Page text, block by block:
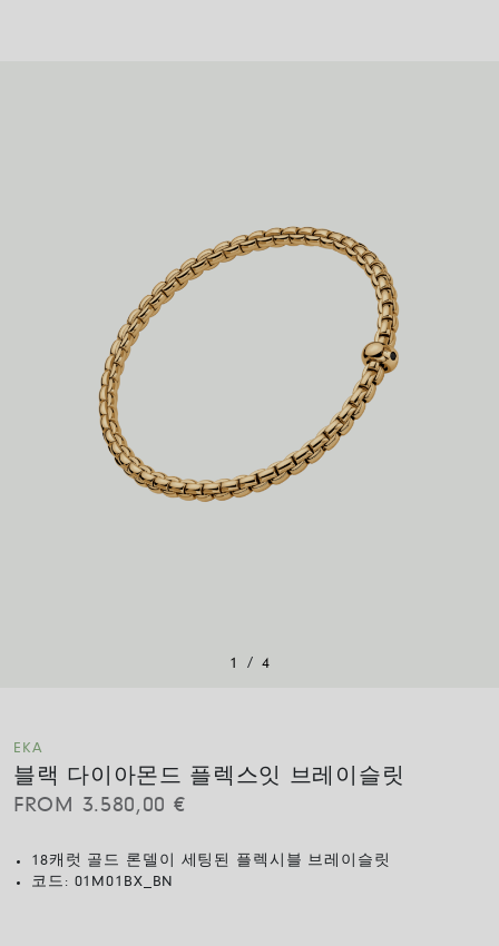
1 / 4
EKA
블랙 다이아몬드 플렉스잇 브레이슬릿
FROM 3.580,00 €
18캐럿 골드 론델이 세팅된 플렉시블 브레이슬릿
코드: 01M01BX_BN